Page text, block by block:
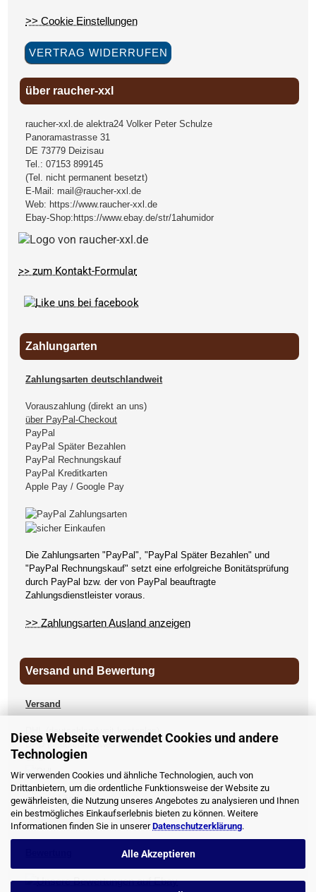
Diese Webseite verwendet Cookies und andere
Technologien
Wir verwenden Cookies und ähnliche Technologien, auch von
Drittanbietern, um die ordentliche Funktionsweise der Website zu
gewährleisten, die Nutzung unseres Angebotes zu analysieren und Ihnen
ein bestmögliches Einkaufserlebnis bieten zu können. Weitere
Informationen finden Sie in unsererDatenschutzerklärung.
Alle Akzeptieren
>> Cookie Einstellungen
VERTRAG WIDERRUFEN
über raucher-xxl
raucher-xxl.de alektra24 Volker Peter Schulze
Panoramastrasse 31
DE 73779 Deizisau
Tel.:07153 899145
(Tel. nicht permanent besetzt)
E-Mail: mail@raucher-xxl.de
Web: https://www.raucher-xxl.de
Ebay-Shop: https://www.ebay.de/str/1ahumidor
>> zum Kontakt-Formular
Zahlungarten
Zahlungsarten deutschlandweit
Vorauszahlung (direkt an uns)
über PayPal-Checkout
PayPal
PayPal Später Bezahlen
PayPal Rechnungskauf
PayPal Kreditkarten
Apple Pay / Google Pay
Die Zahlungsarten "PayPal", "PayPal Später Bezahlen" und
"PayPal Rechnungskauf" setzt eine erfolgreiche Bonitätsprüfung
durch PayPal bzw. der von PayPal beauftragte
Zahlungsdienstleister voraus.
>> Zahlungsarten Ausland anzeigen
Versand und Bewertung
Versand
DHL (deutschlandweit kostenlos)
DPD (deutschlandweit kostenlos)
UPS
andere Länder
>> Versandkosten anzeigen